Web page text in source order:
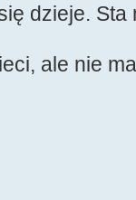
dzieje.
ale nie